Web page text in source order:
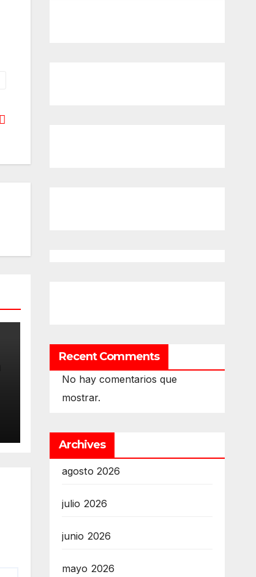
Recent Comments
No hay comentarios que
mostrar.
Archives
agosto 2026
julio 2026
junio 2026
mayo 2026